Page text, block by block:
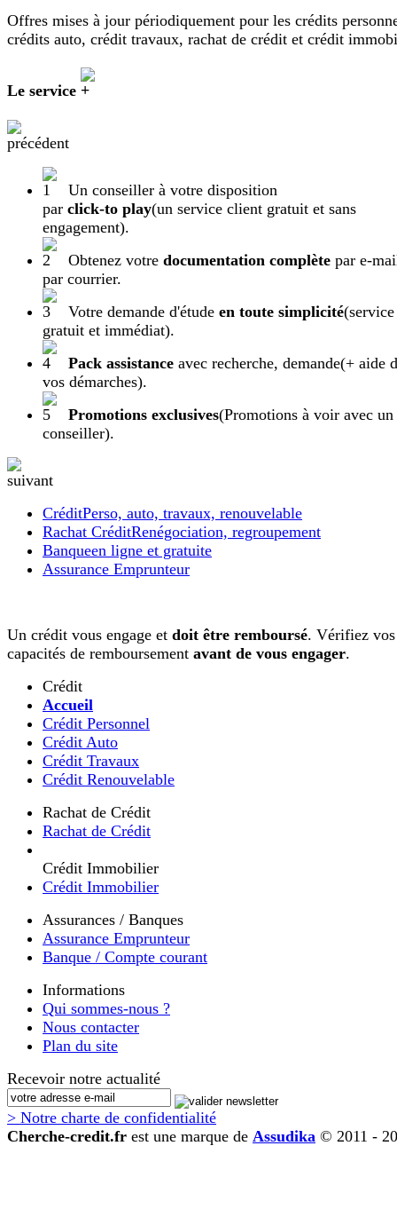
Offres mises à jour périodiquement pour les crédits
crédits auto, crédit travaux, rachat de crédit et crédit
Le service
Un conseiller à votre disposition
par click-to play(un service client gratuit et sans
engagement).
Obtenez votre documentation complète par e-
par courrier.
Votre demande d'étude en toute simplicité(service
gratuit et immédiat).
Pack assistance avec recherche, demande(+ aide
vos démarches).
Promotions exclusives(Promotions à voir avec un
conseiller).
CréditPerso, auto, travaux, renouvelable
Rachat CréditRenégociation, regroupement
Banqueen ligne et gratuite
Assurance Emprunteur
Un crédit vous engage et doit être remboursé. Vérifiez vos
capacités de remboursement avant de vous engager.
Crédit
Accueil
Crédit Personnel
Crédit Auto
Crédit Travaux
Crédit Renouvelable
Rachat de Crédit
Rachat de Crédit
Crédit Immobilier
Crédit Immobilier
Assurances / Banques
Assurance Emprunteur
Banque / Compte courant
Informations
Qui sommes-nous ?
Nous contacter
Plan du site
Recevoir notre actualité
> Notre charte de confidentialité
Cherche-credit.fr est une marque de Assudika © 2011 -